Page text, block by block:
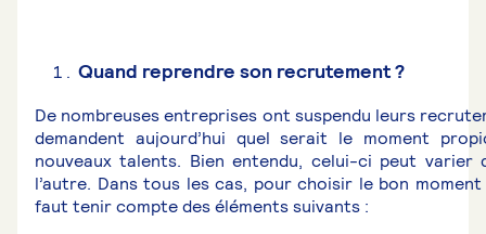
Quand reprendre son recrutement ?
De nombreuses entreprises ont suspendu leurs
demandent aujourd’hui quel serait le moment
nouveaux talents. Bien entendu, celui-ci peut varier
l’autre. Dans tous les cas, pour choisir le bon
faut tenir compte des éléments suivants :